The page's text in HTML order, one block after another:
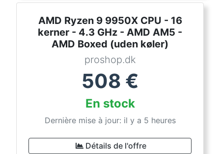
AMD Ryzen 9 9950X CPU - 16
kerner - 4.3 GHz - AMD AM5 -
AMD Boxed (uden køler)
proshop.dk
508 €
En stock
Dernière mise à jour: il y a 5 heures
Détails de l'offre